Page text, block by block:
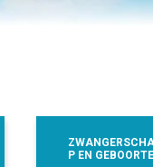
P EN GEBOORTE